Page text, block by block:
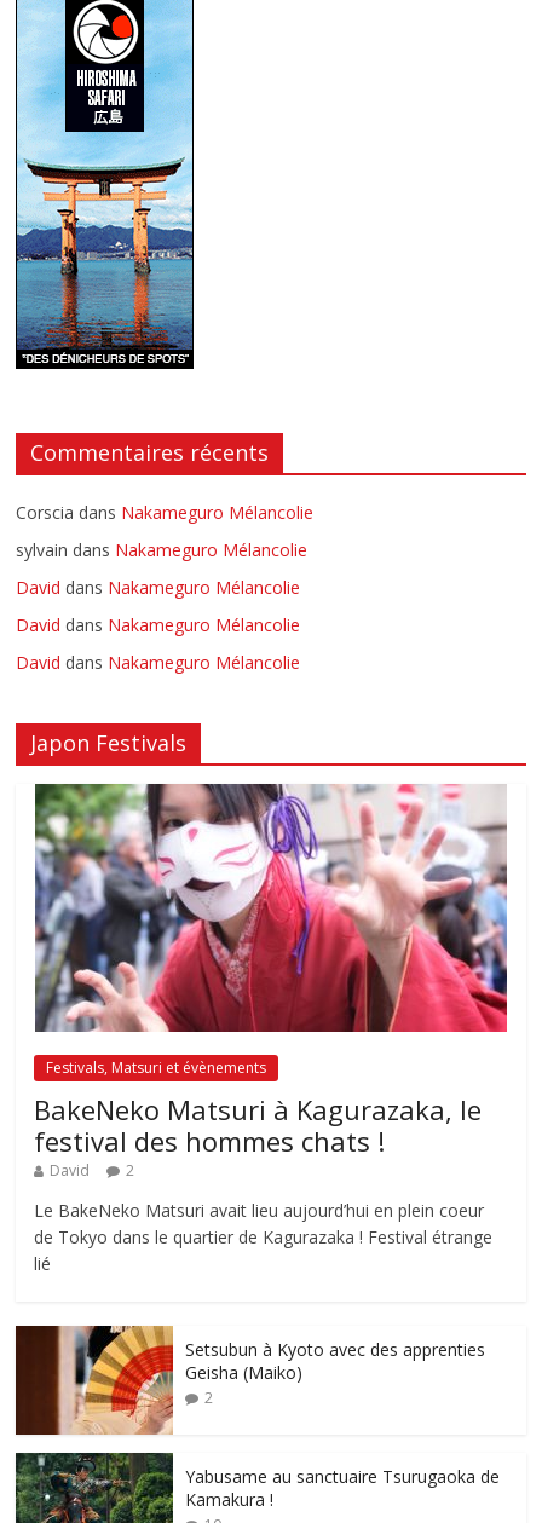
Commentaires récents
Corscia dans Nakameguro Mélancolie
sylvain dans Nakameguro Mélancolie
David dans Nakameguro Mélancolie
David dans Nakameguro Mélancolie
David dans Nakameguro Mélancolie
Japon Festivals
Festivals, Matsuri et évènements
BakeNeko Matsuri à Kagurazaka, le
festival des hommes chats !
David 2
Le BakeNeko Matsuri avait lieu aujourd’hui en plein coeur
de Tokyo dans le quartier de Kagurazaka ! Festival étrange
lié
Setsubun à Kyoto avec des apprenties
Geisha (Maiko)
2
Yabusame au sanctuaire Tsurugaoka de
Kamakura !